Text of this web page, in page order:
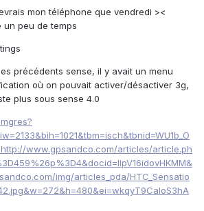
mon téléphone que vendredi ><
un peu de temps
précédents sense, il y avait un menu
où on pouvait activer/désactiver 3g,
plus sous sense 4.0
www.gpsandco.com/articles/article.ph
img/articles_pda/HTC_Sensatio